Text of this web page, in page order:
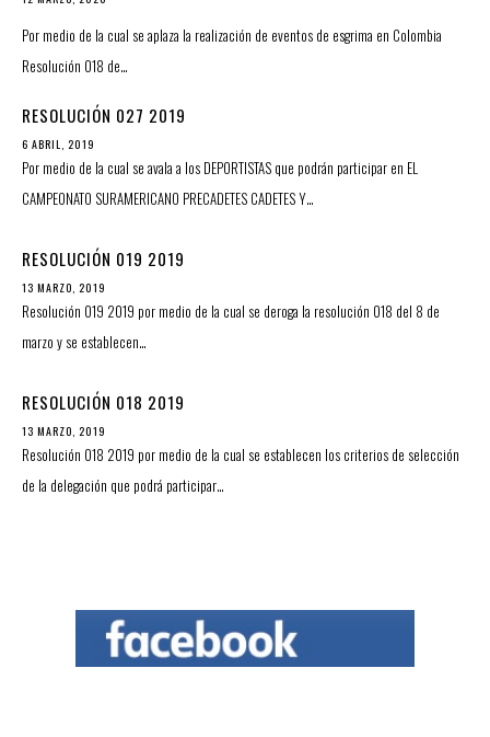
Por medio de la cual se aplaza la realización de eventos de esgrima en Colombia
Resolución 018 de…
RESOLUCIÓN 027 2019
6 ABRIL, 2019
Por medio de la cual se avala a los DEPORTISTAS que podrán participar en EL
CAMPEONATO SURAMERICANO PRECADETES CADETES Y…
RESOLUCIÓN 019 2019
13 MARZO, 2019
Resolución 019 2019 por medio de la cual se deroga la resolución 018 del 8 de
marzo y se establecen…
RESOLUCIÓN 018 2019
13 MARZO, 2019
Resolución 018 2019 por medio de la cual se establecen los criterios de selección
de la delegación que podrá participar…